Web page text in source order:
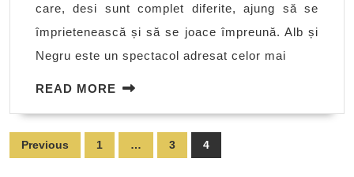
care, desi sunt complet diferite, ajung să se
împrietenească și să se joace împreună. Alb și
Negru este un spectacol adresat celor mai
READ MORE READ
Posts
pagination
Previous 1 … 3 4